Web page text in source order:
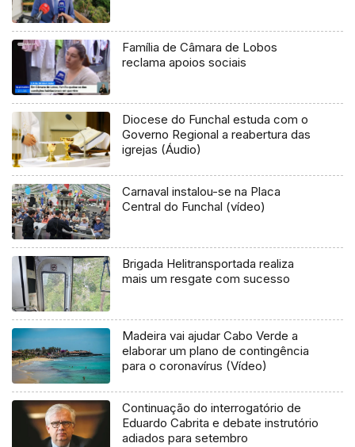
Família de Câmara de Lobos
reclama apoios sociais
Diocese do Funchal estuda com o
Governo Regional a reabertura das
igrejas (Áudio)
Carnaval instalou-se na Placa
Central do Funchal (vídeo)
Brigada Helitransportada realiza
mais um resgate com sucesso
Madeira vai ajudar Cabo Verde a
elaborar um plano de contingência
para o coronavírus (Vídeo)
Continuação do interrogatório de
Eduardo Cabrita e debate instrutório
adiados para setembro